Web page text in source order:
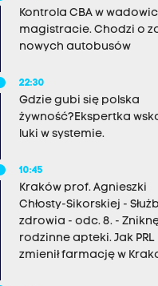
Kontrola CBA w
magistracie. Chodzi o
nowych autobusów
22:30
Gdzie gubi się polska
żywność?Ekspertka
luki w systemie.
10:45
Kraków prof. Agnieszki
Chłosty-Sikorskiej -
zdrowia - odc. 8. -
rodzinne apteki. Jak PRL
zmienił farmację w